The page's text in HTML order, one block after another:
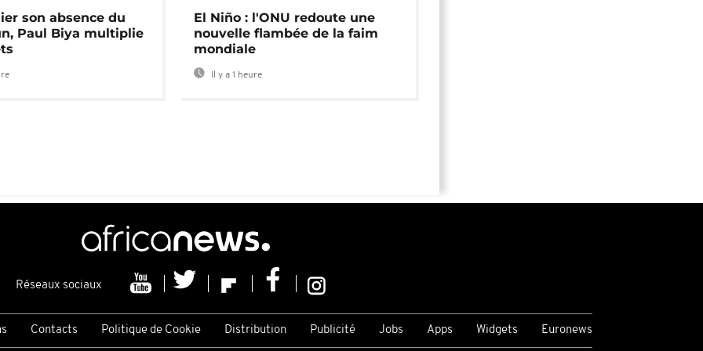
son absence du
Paul Biya multiplie
El Niño : l'ONU redoute une
nouvelle flambée de la faim
mondiale
Il y a 1 heure
Réseaux sociaux
Contacts Politique de Cookie Distribution Publicité Jobs Apps Widgets Euronews